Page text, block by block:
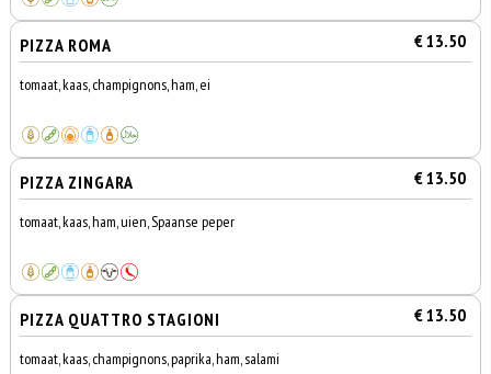
PIZZA ROMA € 13.50
tomaat, kaas, champignons, ham, ei
PIZZA ZINGARA € 13.50
tomaat, kaas, ham, uien, Spaanse peper
PIZZA QUATTRO STAGIONI € 13.50
tomaat, kaas, champignons, paprika, ham, salami